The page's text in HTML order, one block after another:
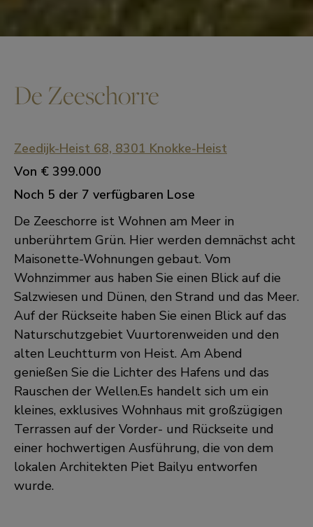
De Zeeschorre
Zeedijk-Heist 68, 8301 Knokke-Heist
Von € 399.000
Noch 5 der 7 verfügbaren Lose
De Zeeschorre ist Wohnen am Meer in
unberührtem Grün. Hier werden demnächst acht
Maisonette-Wohnungen gebaut. Vom
Wohnzimmer aus haben Sie einen Blick auf die
Salzwiesen und Dünen, den Strand und das Meer.
Auf der Rückseite haben Sie einen Blick auf das
Naturschutzgebiet Vuurtorenweiden und den
alten Leuchtturm von Heist. Am Abend
genießen Sie die Lichter des Hafens und das
Rauschen der Wellen.Es handelt sich um ein
kleines, exklusives Wohnhaus mit großzügigen
Terrassen auf der Vorder- und Rückseite und
einer hochwertigen Ausführung, die von dem
lokalen Architekten Piet Bailyu entworfen
wurde.